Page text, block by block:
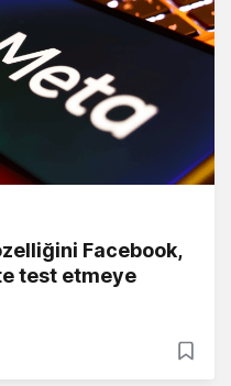
Facebook,
test etmeye